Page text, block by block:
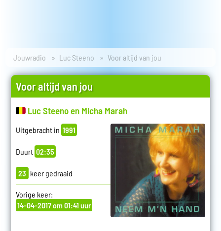
Jouwradio Luc Steeno Voor altijd van jou
Voor altijd van jou
Luc Steeno en Micha Marah
Uitgebracht in 1991
Duurt 02:35
23 keer gedraaid
Vorige keer:
14-04-2017 om 01:41 uur